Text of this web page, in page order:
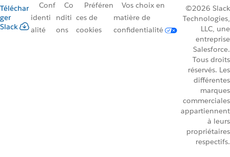
Téléchar
ger
Slack
Conf
identi
alité
Co
nditi
ons
Préféren
ces de
cookies
Vos choix en
matière de
confidentialité
©2026 Slack
Technologies,
LLC, une
entreprise
Salesforce.
Tous droits
réservés. Les
différentes
marques
commerciales
appartiennent
à leurs
propriétaires
respectifs.